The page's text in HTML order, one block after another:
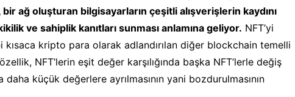
ağ oluşturan bilgisayarların çeşitli alışverişlerin kaydını
ve sahiplik kanıtları sunması anlamına geliyor. NFT’yi
kripto para olarak adlandırılan diğer blockchain temelli
NFT’lerin eşit değer karşılığında başka NFT’lerle değiş
küçük değerlere ayrılmasının yani bozdurulmasının